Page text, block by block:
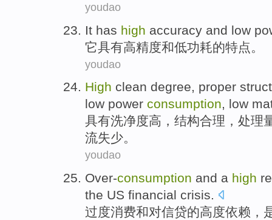
youdao
It has high accuracy and low
它具有高精度和低功耗的特点。
youdao
High clean degree, proper
low power consumption, low
具有洗净度高 ， 结构合理 ， 处理
流失少。
youdao
Over-consumption and a high
the US financial crisis.
过度消费和对信贷的高度依赖 ，